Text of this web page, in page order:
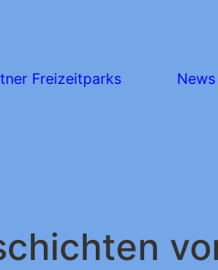
Freizeitparks News